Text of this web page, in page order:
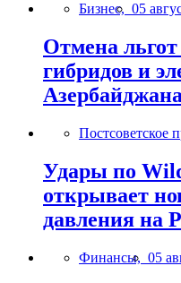
Бизнес, 05
Отмена
гибридов и
Постсоветское
Удары по
открывает
давления на
Финансы, 05